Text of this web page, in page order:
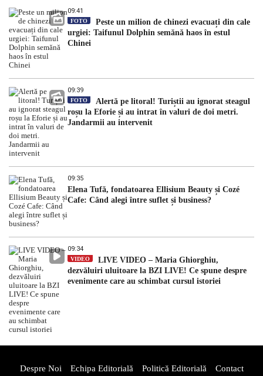
09:41
FOTO
Peste un milion de chinezi evacuați din cale
urgiei: Taifunul Dolphin semănă haos în estul
Chinei
09:39
FOTO
Alertă pe litoral! Turiștii au ignorat steagul
roșu la Eforie și au intrat în valuri de doi metri.
Jandarmii au intervenit
09:35
Elena Tufă, fondatoarea Ellisium Beauty și Cozé
Cafe: Când alegi între suflet și business?
09:34
VIDEO
LIVE VIDEO – Maria Ghiorghiu,
dezvăluiri uluitoare la BZI LIVE! Ce spune despre
evenimente care au schimbat cursul istoriei
Despre Noi Echipa Editorială Politică Editorială
Contact